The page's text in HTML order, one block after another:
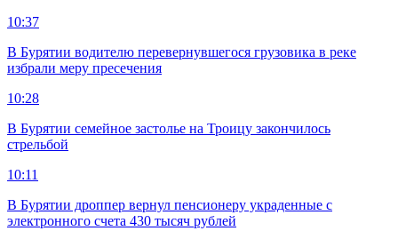
10:37
В Бурятии водителю перевернувшегося грузовика в реке
избрали меру пресечения
10:28
В Бурятии семейное застолье на Троицу закончилось
стрельбой
10:11
В Бурятии дроппер вернул пенсионеру украденные с
электронного счета 430 тысяч рублей